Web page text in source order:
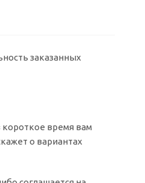
заказанных
время вам
о вариантах